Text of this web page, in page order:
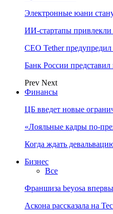
Электронные юани
ИИ-стартапы привлекли
CEO Tether
Банк России
Prev Next
Финансы
ЦБ введет новые
«Лояльные кадры по-
Когда ждать
Бизнес
Все
Франшиза beyosa
Аскона рассказала на